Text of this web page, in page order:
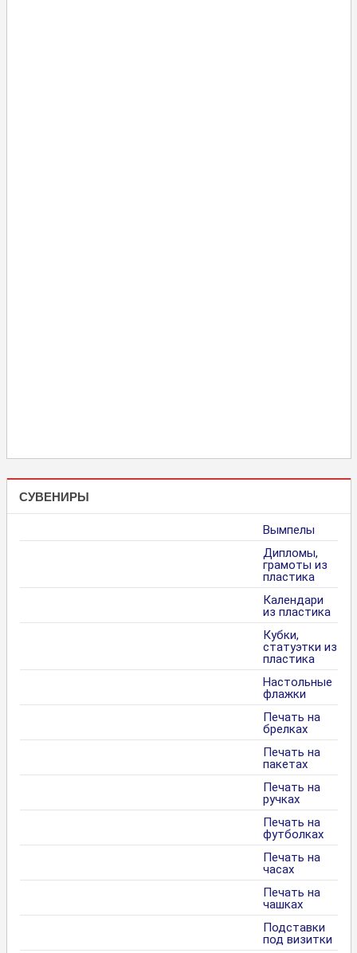
СУВЕНИРЫ
Вымпелы
Дипломы,
грамоты из
пластика
Календари
из пластика
Кубки,
статуэтки из
пластика
Настольные
флажки
Печать на
брелках
Печать на
пакетах
Печать на
ручках
Печать на
футболках
Печать на
часах
Печать на
чашках
Подставки
под визитки